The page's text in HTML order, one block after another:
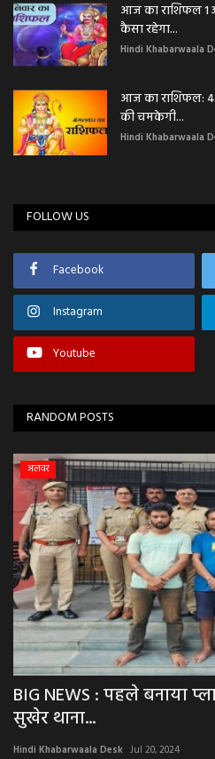
आज का राशिफल 1
कैसा रहेगा...
Hindi Khabarwaala
आज का राशिफल: 4
की चमकेगी...
Hindi Khabarwaala
FOLLOW US
Facebook
Instagram
Youtube
RANDOM POSTS
: पहले बनाया प्लान, फिर
Desk Jul 20, 2024